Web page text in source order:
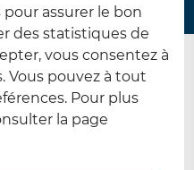
assurer le bon
des statistiques de
vous consentez à
Vous pouvez à tout
Pour plus
la page
des personnes
Menu
- adultes